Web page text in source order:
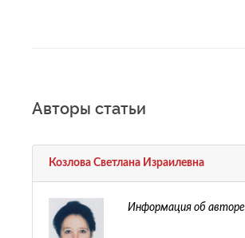
Авторы статьи
Козлова Светлана Израилевна
Информация об авторе